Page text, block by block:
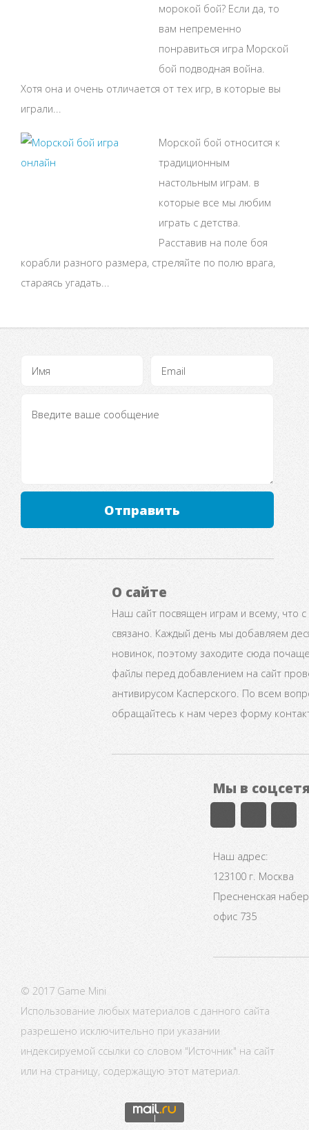
морокой бой? Если да, то
вам непременно
понравиться игра Морской
бой подводная война.
Хотя она и очень отличается от тех игр, в которые вы
играли...
Морской бой относится к
традиционным
настольным играм. в
которые все мы любим
играть с детства.
Расставив на поле боя
корабли разного размера, стреляйте по полю врага,
стараясь угадать...
Отправить
О сайте
Наш сайт посвящен играм и всему, что
связано. Каждый день мы добавляем
новинок, поэтому заходите сюда
файлы перед добавлением на сайт
антивирусом Касперского. По всем
обращайтесь к нам через форму
Мы в
Наш адрес:
123100 г. Москва
Пресненская
офис 735
© 2017 Game Mini
Использование любых материалов с данного сайта
разрешено исключительно при указании
индексируемой ссылки со словом "Источник" на сайт
или на страницу, содержащую этот материал.